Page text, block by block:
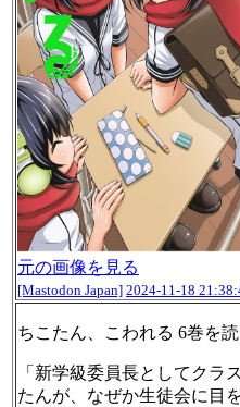
元の画像を見る
[Mastodon Japan] 2024-11-18
ちこたん、こわれる 6巻を
「新学級委員長としてクラ
たんが、なぜか生徒会に目